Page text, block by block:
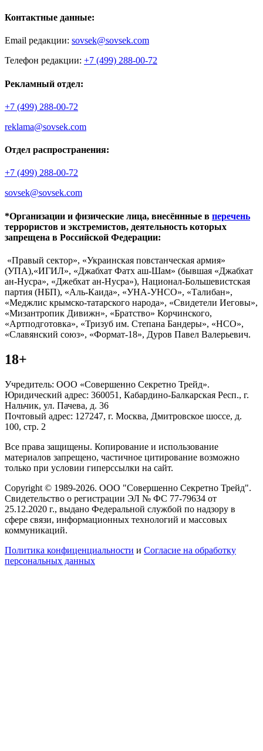
Контактные данные:
Email редакции: sovsek@sovsek.com
Телефон редакции: +7 (499) 288-00-72
Рекламный отдел:
+7 (499) 288-00-72
reklama@sovsek.com
Отдел распространения:
+7 (499) 288-00-72
sovsek@sovsek.com
*Организации и физические лица, внесённные в перечень
террористов и экстремистов, деятельность которых
запрещена в Российской Федерации:
«Правый сектор», «Украинская повстанческая армия»
(УПА),«ИГИЛ», «Джабхат Фатх аш-Шам» (бывшая «Джабхат
ан-Нусра», «Джебхат ан-Нусра»), Национал-Большевистская
партия (НБП), «Аль-Каида», «УНА-УНСО», «Талибан»,
«Меджлис крымско-татарского народа», «Свидетели Иеговы»,
«Мизантропик Дивижн», «Братство» Корчинского,
«Артподготовка», «Тризуб им. Степана Бандеры», «НСО»,
«Славянский союз», «Формат-18», Дуров Павел Валерьевич.
18+
Учредитель: ООО «Совершенно Секретно Трейд».
Юридический адрес: 360051, Кабардино-Балкарская Респ., г.
Нальчик, ул. Пачева, д. 36
Почтовый адрес: 127247, г. Москва, Дмитровское шоссе, д.
100, стр. 2
Все права защищены. Копирование и использование
материалов запрещено, частичное цитирование возможно
только при условии гиперссылки на сайт.
Copyright © 1989-2026. ООО "Совершенно Секретно Трейд".
Свидетельство о регистрации ЭЛ № ФС 77-79634 от
25.12.2020 г., выдано Федеральной службой по надзору в
сфере связи, информационных технологий и массовых
коммуникаций.
Политика конфиценциальности и Согласие на обработку
персональных данных